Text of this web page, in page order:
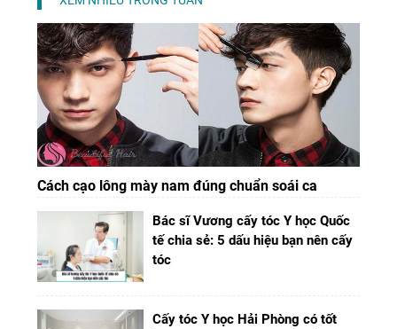
Cách cạo lông mày nam đúng chuẩn soái ca
Bác sĩ Vương cấy tóc Y học Quốc
tế chia sẻ: 5 dấu hiệu bạn nên cấy
tóc
Cấy tóc Y học Hải Phòng có tốt